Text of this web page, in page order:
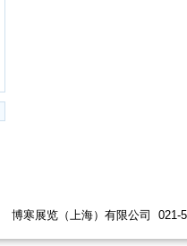
司 021-5447 6198